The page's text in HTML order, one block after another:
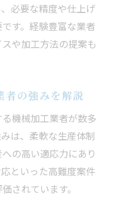
必要な精度や仕上げ
す。経験豊富な業者
や加工方法の提案も
者の強みを解説
機械加工業者が数多
は、柔軟な生産体制
の高い適応力にあり
といった高難度案件
されています。